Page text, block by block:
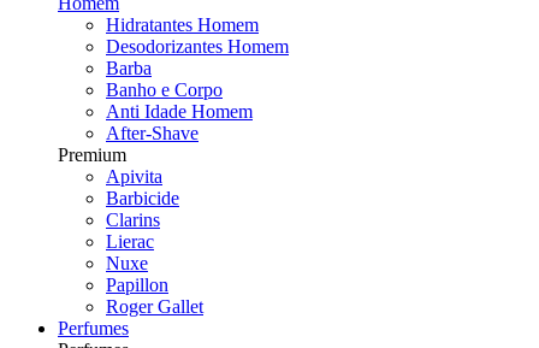
Hidratantes Homem
Desodorizantes Homem
Barba
Banho e Corpo
Anti Idade Homem
After-Shave
Premium
Apivita
Barbicide
Clarins
Lierac
Nuxe
Papillon
Roger Gallet
Perfumes